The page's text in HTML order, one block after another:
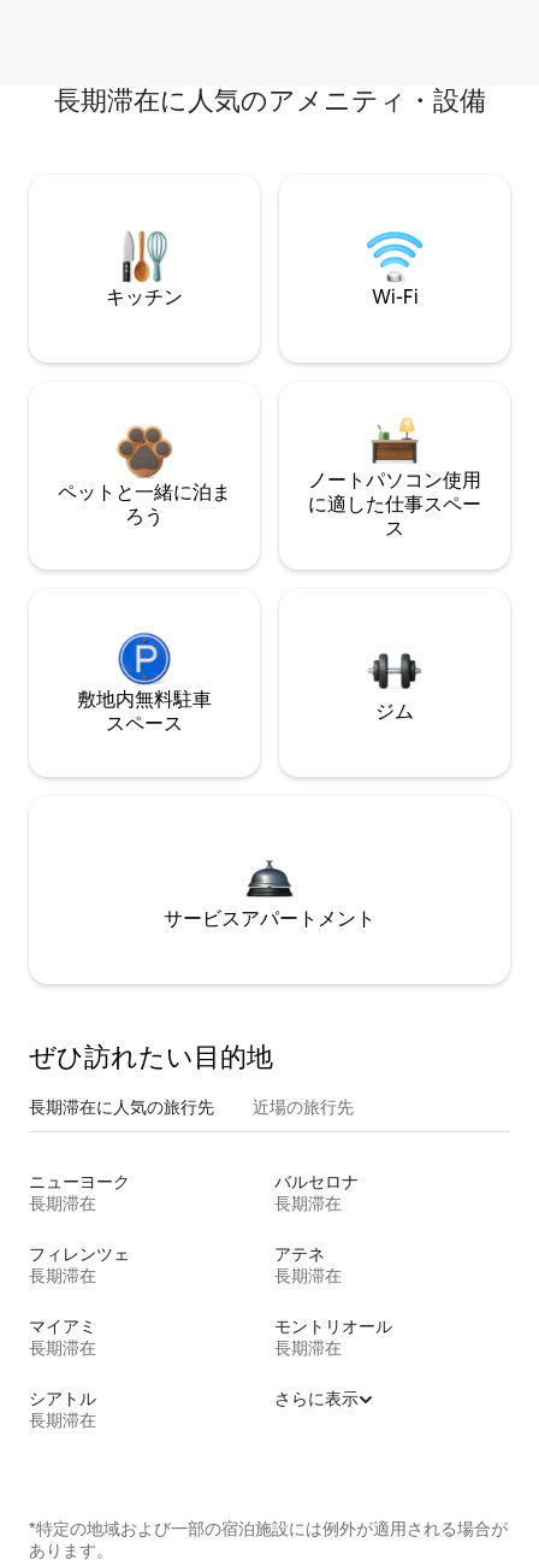
長期滞在に人気のアメニティ・設備
キッチン Wi-Fi
ペットと一緒に泊ま
ろう
ノートパソコン使用
に適した仕事スペー
ス
敷地内無料駐⁠車
ス⁠ペ⁠ー⁠ス
ジム
サービスアパートメント
ぜひ訪⁠れ⁠た⁠い目⁠的⁠地
長期滞在に人気の旅行先 近場の旅行先
ニューヨーク
長期滞在
バルセロナ
長期滞在
フィレンツェ
長期滞在
アテネ
長期滞在
マイアミ
長期滞在
モントリオール
長期滞在
シアトル
長期滞在
さらに表示
*特定の地域および一部の宿泊施設には例外が適用される場合が
あります。